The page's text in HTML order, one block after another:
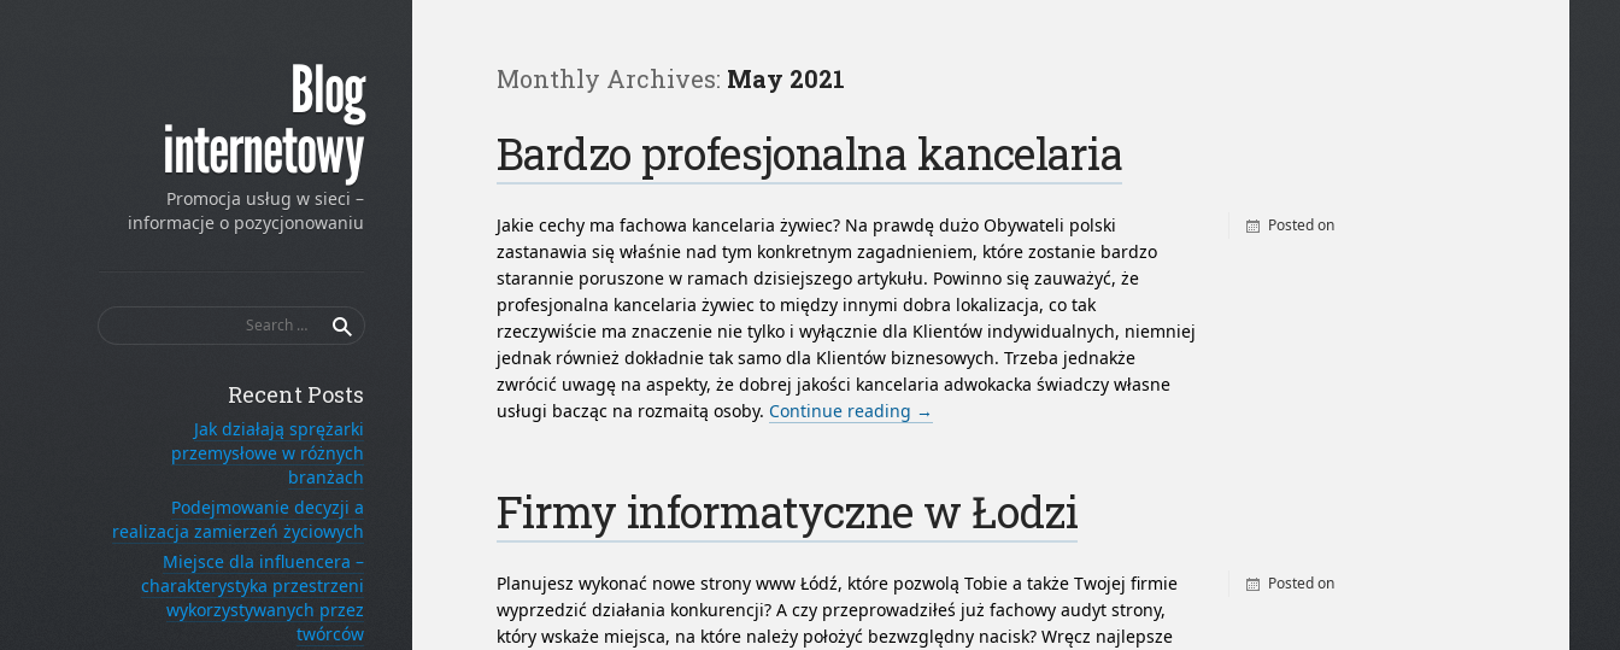
Blog
internetowy
Promocja usług w sieci –
informacje o pozycjonowaniu
Monthly Archives: May 2021
Bardzo profesjonalna kancelaria
Jakie cechy ma fachowa kancelaria żywiec? Na prawdę dużo Obywateli polski
zastanawia się właśnie nad tym konkretnym zagadnieniem, które zostanie bardzo
starannie poruszone w ramach dzisiejszego artykułu. Powinno się zauważyć, że
profesjonalna kancelaria żywiec to między innymi dobra lokalizacja, co tak
rzeczywiście ma znaczenie nie tylko i wyłącznie dla Klientów indywidualnych, niemniej
jednak również dokładnie tak samo dla Klientów biznesowych. Trzeba jednakże
zwrócić uwagę na aspekty, że dobrej jakości kancelaria adwokacka świadczy własne
usługi bacząc na rozmaitą osoby. Continue reading →
Posted on
Firmy informatyczne w Łodzi
Planujesz wykonać nowe strony www Łódź, które pozwolą Tobie a także Twojej firmie
wyprzedzić działania konkurencji? A czy przeprowadziłeś już fachowy audyt strony,
który wskaże miejsca, na które należy położyć bezwzględny nacisk? Wręcz najlepsze
Posted on
Recent Posts
Jak działają sprężarki
przemysłowe w różnych
branżach
Podejmowanie decyzji a
realizacja zamierzeń życiowych
Miejsce dla influencera –
charakterystyka przestrzeni
wykorzystywanych przez
twórców